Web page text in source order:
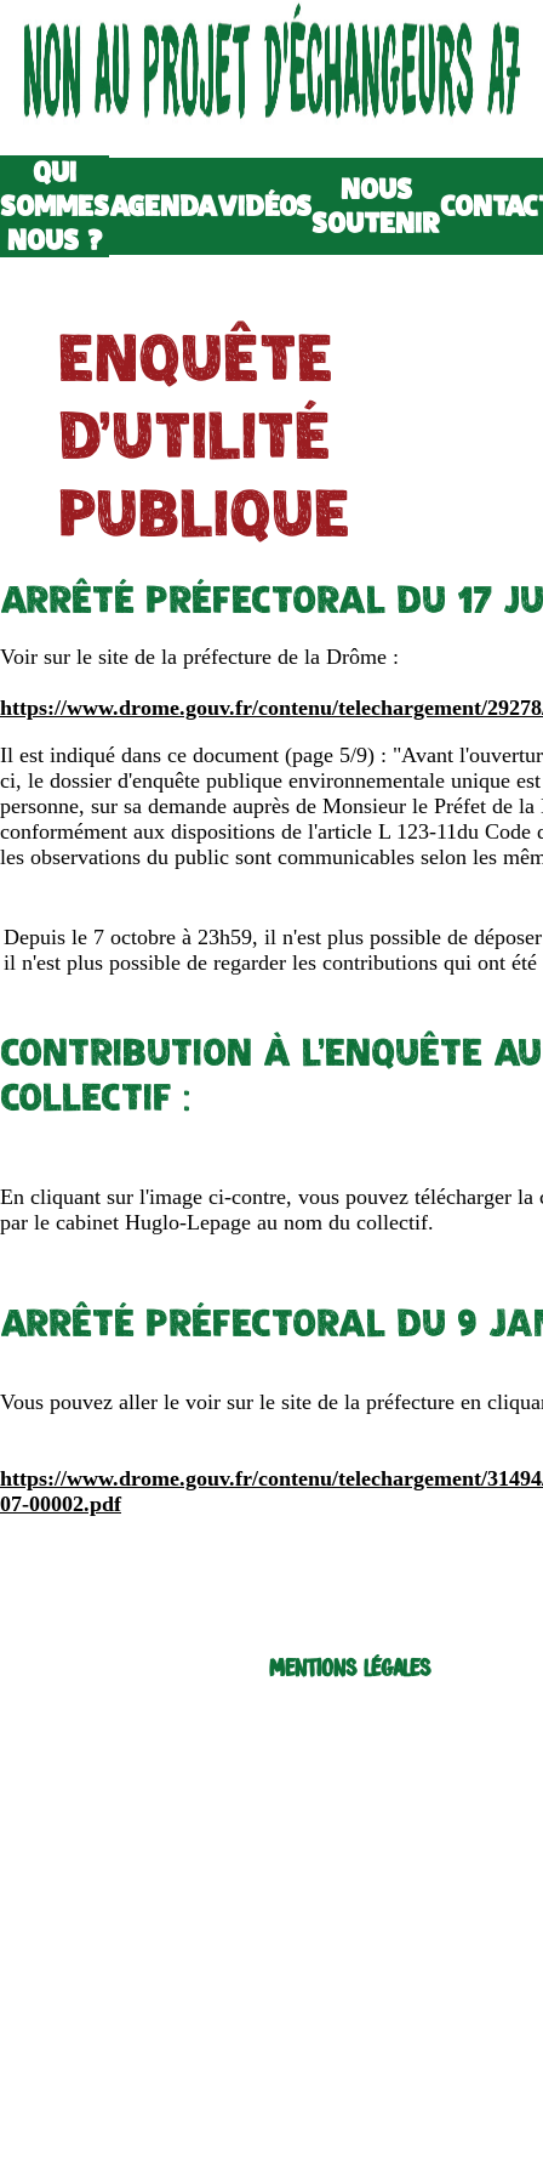
QUI
SOMMES
NOUS ?
AGENDAVIDÉOS
NOUS
SOUTENIR
ENQUÊTE
D'UTILITÉ
PUBLIQUE
ARRÊTÉ PRÉFECTORAL DU 17
Voir sur le site de la préfecture de la Drôme :
https://www.drome.gouv.fr/contenu/telechargement/
Il est indiqué dans ce document (page 5/9) : "Avant
ci, le dossier d'enquête publique environnementale unique
personne, sur sa demande auprès de Monsieur le Préfet de
conformément aux dispositions de l'article L 123-11du Code
les observations du public sont communicables selon les
Depuis le 7 octobre à 23h59, il n'est plus possible de
il n'est plus possible de regarder les contributions qui ont été
CONTRIBUTION À L'ENQUÊTE
COLLECTIF :
En cliquant sur l'image ci-contre, vous pouvez télécharger la
par le cabinet Huglo-Lepage au nom du collectif.
ARRÊTÉ PRÉFECTORAL DU 9
Vous pouvez aller le voir sur le site de la préfecture en
https://www.drome.gouv.fr/contenu/telechargement/
07-00002.pdf
Mentions légales